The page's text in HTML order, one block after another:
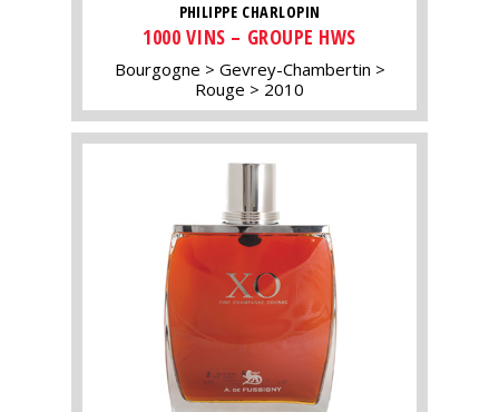
PHILIPPE CHARLOPIN
1000 VINS – GROUPE HWS
Bourgogne
Gevrey-Chambertin
Rouge
2010